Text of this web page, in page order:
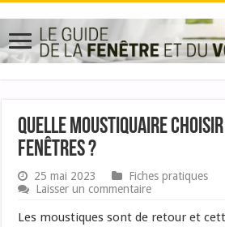
Quelle moustiquaire
fenêtres ?
25 mai 2023
Fiches pratiques
Laisser un commentaire
Les moustiques sont de retour et